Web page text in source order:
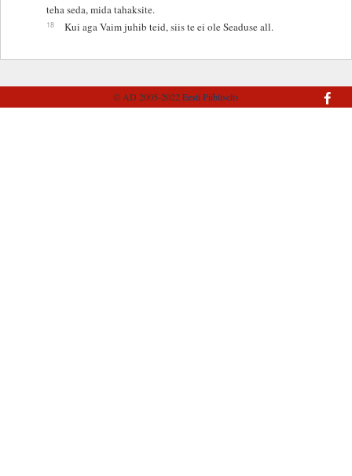
teha seda, mida tahaksite.
18 Kui aga Vaim juhib teid, siis te ei ole Seaduse all.
© AD 2005-2022Eesti Piibliselts